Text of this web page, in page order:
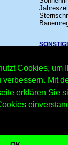
Cookies, um
Mit
erklären Sie
Wahltage
–